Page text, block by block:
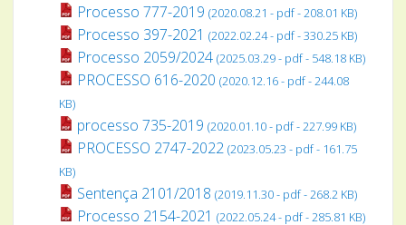
Processo 777-2019 (2020.08.21 - pdf - 208.01 KB)
Processo 397-2021 (2022.02.24 - pdf - 330.25 KB)
Processo 2059/2024 (2025.03.29 - pdf - 548.18 KB)
PROCESSO 616-2020 (2020.12.16 - pdf - 244.08
KB)
processo 735-2019 (2020.01.10 - pdf - 227.99 KB)
PROCESSO 2747-2022 (2023.05.23 - pdf - 161.75
KB)
Sentença 2101/2018 (2019.11.30 - pdf - 268.2 KB)
Processo 2154-2021 (2022.05.24 - pdf - 285.81 KB)